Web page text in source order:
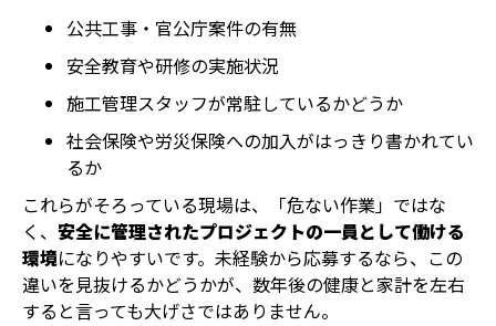
公共工事・官公庁案件の有無
安全教育や研修の実施状況
施工管理スタッフが常駐しているかどうか
社会保険や労災保険への加入がはっきり書かれてい
るか
これらがそろっている現場は、「危ない作業」ではな
く、 安全に管理されたプロジェクトの一員として働ける
環境になりやすいです。未経験から応募するなら、この
違いを見抜けるかどうかが、数年後の健康と家計を左右
すると言っても大げさではありません。